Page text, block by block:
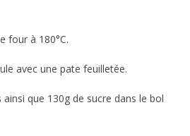
four à 180°C.
avec une pate feuilletée.
que 130g de sucre dans le bol